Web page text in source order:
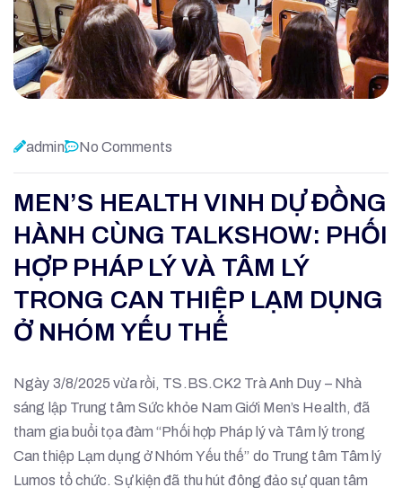
admin No Comments
MEN’S HEALTH VINH DỰ ĐỒNG
HÀNH CÙNG TALKSHOW: PHỐI
HỢP PHÁP LÝ VÀ TÂM LÝ
TRONG CAN THIỆP LẠM DỤNG
Ở NHÓM YẾU THẾ
Ngày 3/8/2025 vừa rồi, TS.BS.CK2 Trà Anh Duy – Nhà
sáng lập Trung tâm Sức khỏe Nam Giới Men’s Health, đã
tham gia buổi tọa đàm “Phối hợp Pháp lý và Tâm lý trong
Can thiệp Lạm dụng ở Nhóm Yếu thế” do Trung tâm Tâm lý
Lumos tổ chức. Sự kiện đã thu hút đông đảo sự quan tâm